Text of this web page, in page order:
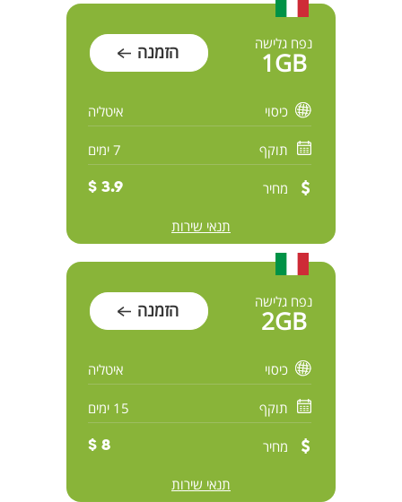
נפח גלישה
1GB הזמנה
כיסוי איטליה
תוקף 7 ימים
מחיר 3.9 $
תנאי שירות
נפח גלישה
2GB הזמנה
כיסוי איטליה
תוקף 15 ימים
מחיר 8 $
תנאי שירות